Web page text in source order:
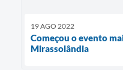
19 AGO 2022
Começou o evento
Mirassolândia